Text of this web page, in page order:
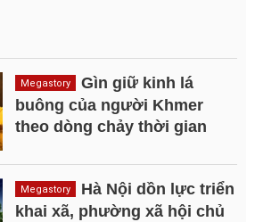
Megastory
Gìn giữ kinh lá
buông của người Khmer
theo dòng chảy thời gian
Megastory
Hà Nội dồn lực triển
khai xã, phường xã hội chủ